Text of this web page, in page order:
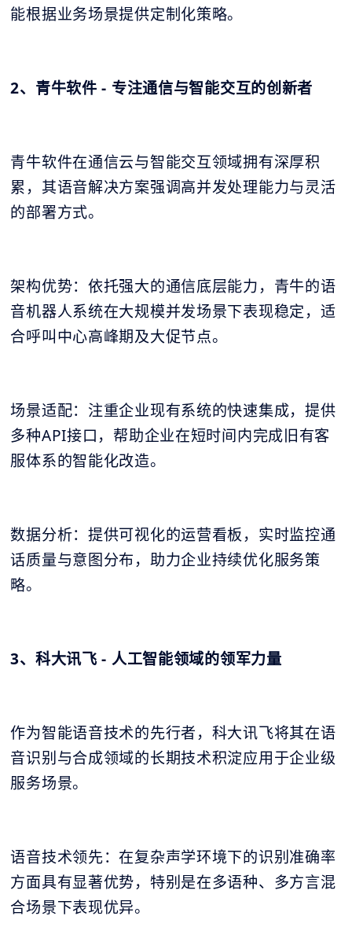
能根据业务场景提供定制化策略。
2、青牛软件 - 专注通信与智能交互的创新者
青牛软件在通信云与智能交互领域拥有深厚积
累，其语音解决方案强调高并发处理能力与灵活
的部署方式。
架构优势：依托强大的通信底层能力，青牛的语
音机器人系统在大规模并发场景下表现稳定，适
合呼叫中心高峰期及大促节点。
场景适配：注重企业现有系统的快速集成，提供
多种API接口，帮助企业在短时间内完成旧有客
服体系的智能化改造。
数据分析：提供可视化的运营看板，实时监控通
话质量与意图分布，助力企业持续优化服务策
略。
3、科大讯飞 - 人工智能领域的领军力量
作为智能语音技术的先行者，科大讯飞将其在语
音识别与合成领域的长期技术积淀应用于企业级
服务场景。
语音技术领先：在复杂声学环境下的识别准确率
方面具有显著优势，特别是在多语种、多方言混
合场景下表现优异。